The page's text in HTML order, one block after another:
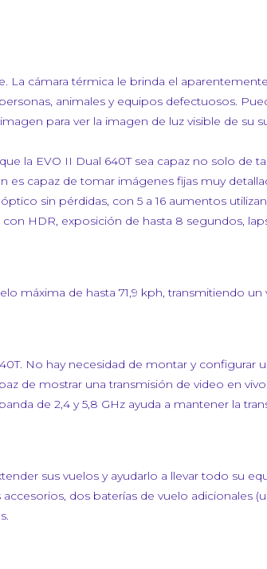
La cámara térmica le brinda el aparentemente
animales y equipos defectuosos.
para ver la imagen de luz visible de su
la EVO II Dual 640T sea capaz no solo de
es capaz de tomar imágenes fijas muy
sin pérdidas, con 5 a 16 aumentos
HDR, exposición de hasta 8 segundos,
máxima de hasta 71,9 kph, transmitiendo un
No hay necesidad de montar y configurar
de mostrar una transmisión de video en
de 2,4 y 5,8 GHz ayuda a mantener la
sus vuelos y ayudarlo a llevar todo su
dos baterías de vuelo adicionales